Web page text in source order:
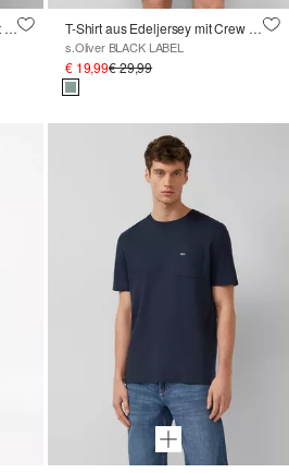
Baumwoll-T-Shirt mit Logo-Print und V-Neck T-Shirt aus Edeljersey mit Crew Neck
s.Oliver BLACK LABEL
€ 19,99€ 29,99